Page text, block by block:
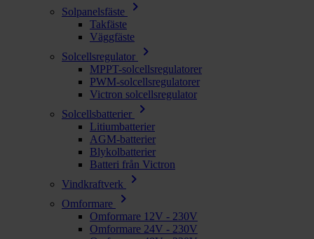
Solpanelsfäste
chevron_right
Takfäste
Väggfäste
Solcellsregulator
chevron_right
MPPT-solcellsregulatorer
PWM-solcellsregulatorer
Victron solcellsregulator
Solcellsbatterier
chevron_right
Litiumbatterier
AGM-batterier
Blykolbatterier
Batteri från Victron
Vindkraftverk
chevron_right
Omformare chevron_right
Omformare 12V - 230V
Omformare 24V - 230V